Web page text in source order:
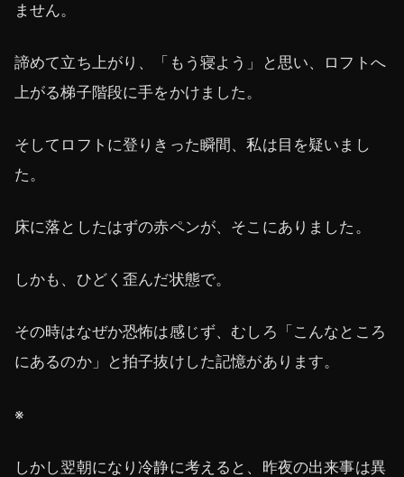
ません。
諦めて立ち上がり、「もう寝よう」と思い、ロフトへ
上がる梯子階段に手をかけました。
そしてロフトに登りきった瞬間、私は目を疑いまし
た。
床に落としたはずの赤ペンが、そこにありました。
しかも、ひどく歪んだ状態で。
その時はなぜか恐怖は感じず、むしろ「こんなところ
にあるのか」と拍子抜けした記憶があります。
※
しかし翌朝になり冷静に考えると、昨夜の出来事は異